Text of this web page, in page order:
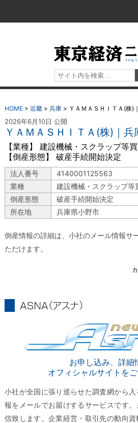
HOME> 近畿> 兵庫> ＹＡＭＡＳＨＩＴＡ(株)
2026年6月10日 公開
ＹＡＭＡＳＨＩＴＡ(株)｜兵
【業種】 建設機械・スクラップ等
【倒産形態】 破産手続開始決定
法人番号
4140001125563
業種
建設機械・スクラップ等
倒産形態
破産手続開始決定
所在地
兵庫県小野市
倒産情報の詳細は、小社のメール情報サ
ただけます。
お申し込み、詳細
オフィシャルサイトを
小社が全国に張り巡らせた調査網から
報をメールでお届けするサービスです
信致します。企業経営・取引先の動向